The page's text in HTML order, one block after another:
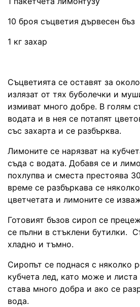
10 броя съцветия дървесен бъз
1 кг захар
Съцветията се оставят за
излязат от тях буболечки и
измиват много добре. В голям
водата и в нея се потапят
със захарта и се разбърква.
Лимоните се нарязват на
съда с водата. Добавя се и
похлупва и сместа престоява
време се разбъркава се
цветчетата и лимоните се
Готовият бъзов сироп се
се пълни в стъклени бутилки.
хладно и тъмно.
Сиропът се поднася с няколко
кубчета лед, като може и
става много добра и ако се
вода.